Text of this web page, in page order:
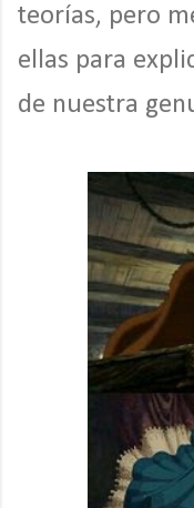
teorías, pero
ellas para
de nuestra